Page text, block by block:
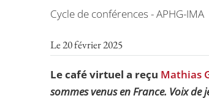
Cycle de conférences - APHG-IMA
Le 20 février 2025
Le café virtuel a reçu Mathias
sommes venus en France. Voix de